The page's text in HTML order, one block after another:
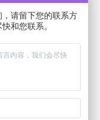
请留下您的联系方
和您联系。